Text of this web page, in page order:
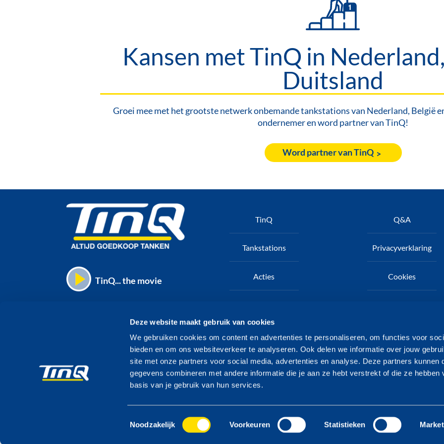
Deze website maakt gebruik van cookies
We gebruiken cookies om content en advertenties te personaliseren, om functies voor
bieden en om ons websiteverkeer te analyseren. Ook delen we informatie over jouw
site met onze partners voor social media, advertenties en analyse. Deze partners kunnen
gegevens combineren met andere informatie die je aan ze hebt verstrekt of die ze hebben
basis van je gebruik van hun services.
Toestemmingsselectie
Noodzakelijk Voorkeuren Statistieken
Kansen met TinQ in
Duitsland
Groei mee met het grootste netwerk onbemande tankstations van Nederland, België
ondernemer en word partner van TinQ!
Word partner van TinQ
TinQ... the movie
TinQ
Tankstations
Acties
Klantenservice
Q&A
Privacyverklaring
Cookies
TinQ4U
TinQ Nederland B.V. 2026